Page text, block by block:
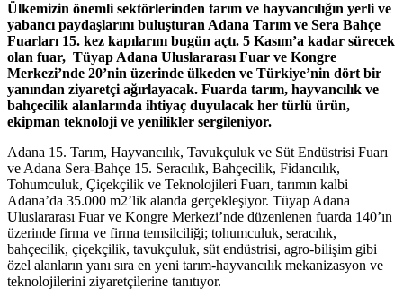
Ülkemizin önemli sektörlerinden tarım ve hayvancılığın yerli ve
yabancı paydaşlarını buluşturan Adana Tarım ve Sera Bahçe
Fuarları 15. kez kapılarını bugün açtı. 5 Kasım’a kadar sürecek
olan fuar, Tüyap Adana Uluslararası Fuar ve Kongre
Merkezi’nde 20’nin üzerinde ülkeden ve Türkiye’nin dört bir
yanından ziyaretçi ağırlayacak. Fuarda tarım, hayvancılık ve
bahçecilik alanlarında ihtiyaç duyulacak her türlü ürün,
ekipman teknoloji ve yenilikler sergileniyor.
Adana 15. Tarım, Hayvancılık, Tavukçuluk ve Süt Endüstrisi Fuarı
ve Adana Sera-Bahçe 15. Seracılık, Bahçecilik, Fidancılık,
Tohumculuk, Çiçekçilik ve Teknolojileri Fuarı, tarımın kalbi
Adana’da 35.000 m2’lik alanda gerçekleşiyor. Tüyap Adana
Uluslararası Fuar ve Kongre Merkezi’nde düzenlenen fuarda 140’ın
üzerinde firma ve firma temsilciliği; tohumculuk, seracılık,
bahçecilik, çiçekçilik, tavukçuluk, süt endüstrisi, agro-bilişim gibi
özel alanların yanı sıra en yeni tarım-hayvancılık mekanizasyon ve
teknolojilerini ziyaretçilerine tanıtıyor.